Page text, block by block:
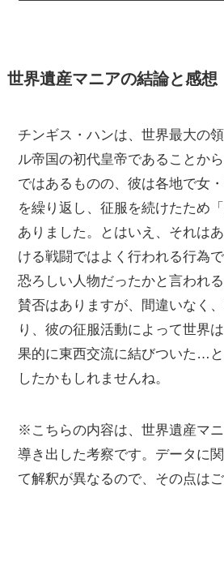
世界遺産マニアの結論と感想
チンギス・ハンは、世界最大の
ル帝国の初代皇帝であることか
ではあるものの、彼は各地で女
を繰り返し、征服を続けたため
ありました。とはいえ、それは
ける戦闘ではよく行われる行為
恐ろしい人物だったかと言われ
賛否はありますが、間違いなく
り、彼の征服活動によって世界
果的に東西交流に結びついた…
したかもしれませんね。
※こちらの内容は、世界遺産マ
導き出した考察です。データに
て解釈が異なるので、その点はご